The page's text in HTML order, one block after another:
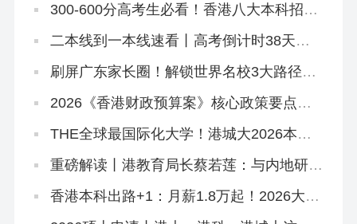
300-600分高考生必看！香港八大本科招2
二本线到一本线速看丨高考倒计时38天！
刷屏广东家长圈！解锁世界名校3大路径丨
2026《香港财政预算案》核心政策要点解
THE全球最国际化大学！港城大2026本科
重磅解读丨港教育局长蔡若莲：与内地研国
香港本科出路+1：月薪1.8万起！2026大湾